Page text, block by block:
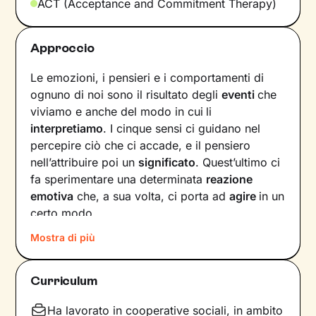
ACT (Acceptance and Commitment Therapy)
Approccio
Le emozioni, i pensieri e i comportamenti di
ognuno di noi sono il risultato deglieventiche
viviamo e anche del modo in cui li
interpretiamo. I cinque sensi ci guidano nel
percepire ciò che ci accade, e il pensiero
nell’attribuire poi un significato. Quest’ultimo ci
fa sperimentare una determinata reazione
emotiva che, a sua volta, ci porta adagire in un
certo modo.
Col passare del tempo possono crearsi circoli
virtuosi ma anche viziosi, che ci allontanano dal
benessere e dalla persona che vorremmo
andando aintervenire su pensieri e
Mostra di più
Curriculum
Ha lavorato in cooperative sociali, in ambito